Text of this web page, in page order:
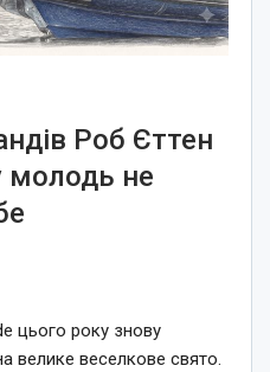
Роб Єттен
молодь не
цього року знову
велике веселкове свято.